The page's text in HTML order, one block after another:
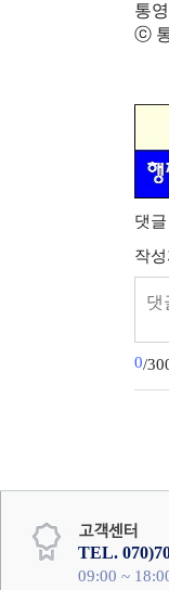
통
ⓒ 통
댓글
작
0/
TEL.
09:00 ~